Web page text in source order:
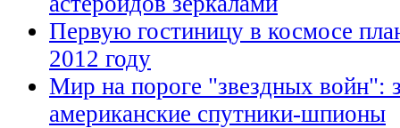
Первую гостиницу в космосе
2012 году
Мир на пороге "звездных войн":
американские спутники-шпионы